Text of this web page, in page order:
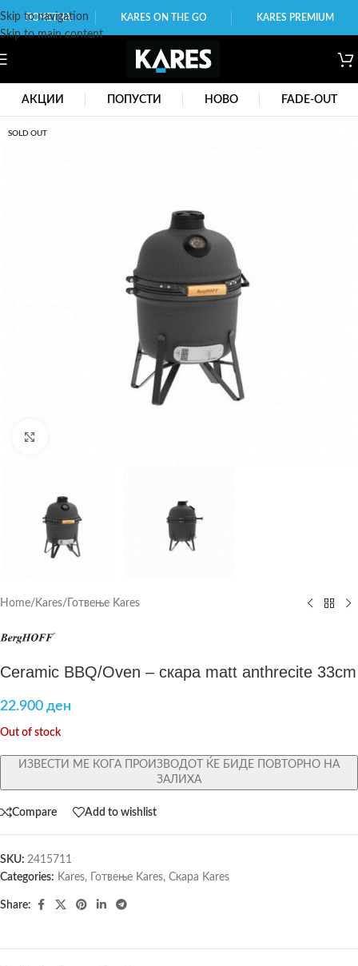
Skip to navigation
Skip to main content
ПОЧЕТНА KARES ON THE GO KARES PREMIUM
АКЦИИ ПОПУСТИ НОВО FADE-OUT
SOLD OUT
Home/ Kares/ Готвење Kares
Ceramic BBQ/Oven – скара matt anthrecite 33cm
22.900 ден
Out of stock
ИЗВЕСТИ МЕ КОГА ПРОИЗВОДОТ ЌЕ БИДЕ ПОВТОРНО НА
ЗАЛИХА
Compare Add to wishlist
SKU: 2415711
Categories: Kares, Готвење Kares, Скара Kares
Share: